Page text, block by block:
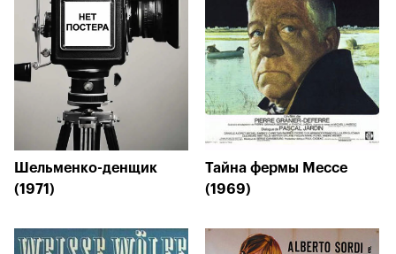
Шельменко-денщик
(1971)
Тайна фермы Мессе
(1969)